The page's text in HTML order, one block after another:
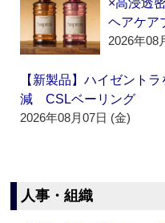
×高浸透
ヘアケア
2026年08
【新製品】ハイゼント
減 CSLベーリング
2026年08月07日 (金)
人事・組織